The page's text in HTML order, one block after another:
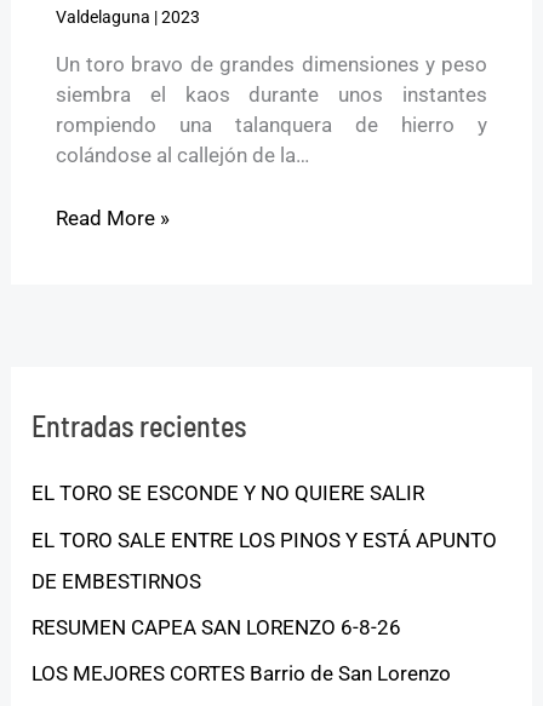
Valdelaguna |2023
Un toro bravo de grandes dimensiones y peso
siembra el kaos durante unos instantes
rompiendo una talanquera de hierro y
colándose al callejón de la…
Read More »
Entradas recientes
EL TORO SE ESCONDE Y NO QUIERE SALIR
EL TORO SALE ENTRE LOS PINOS Y ESTÁ APUNTO
DE EMBESTIRNOS
RESUMEN CAPEA SAN LORENZO 6-8-26
LOS MEJORES CORTES Barrio de San Lorenzo